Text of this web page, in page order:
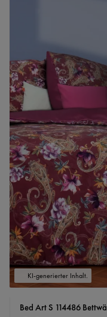
KI-generierter Inhalt.
Bed Art S 114486